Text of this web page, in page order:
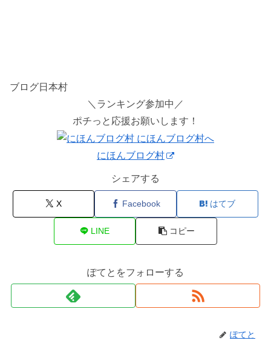
ブログ日本村
＼ランキング参加中／
ポチっと応援お願いします！
にほんブログ村
シェアする
X Facebook はてブ
LINE コピー
ぽてとをフォローする
ぽてと